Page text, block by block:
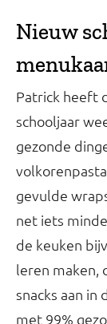
Nieuw
Patrick heeft
schooljaar
gezonde
gevulde
net iets
de keuken
leren maken,
snacks aan in
met 99%